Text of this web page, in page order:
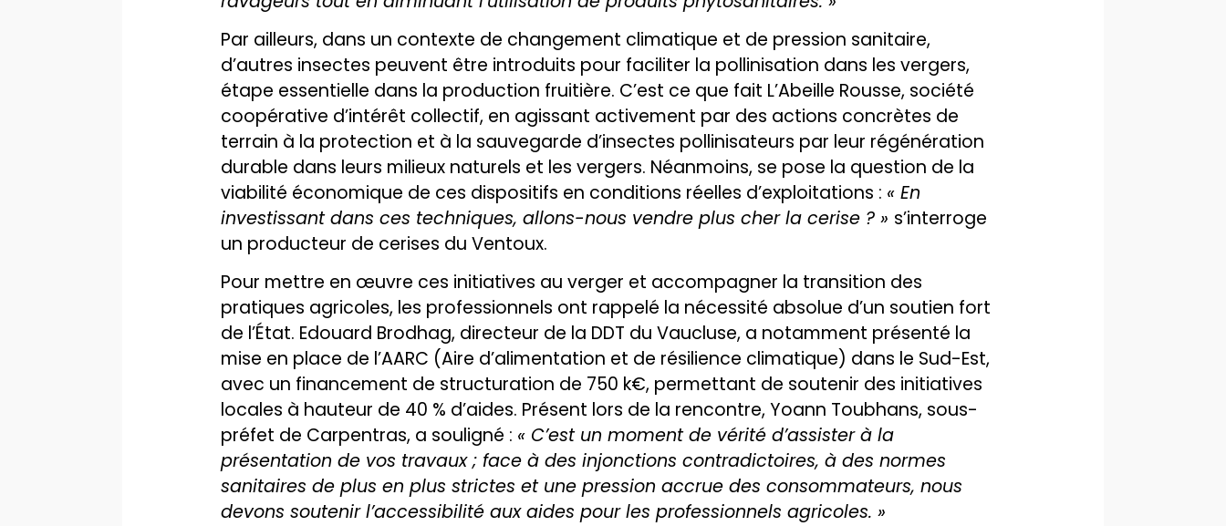
Par ailleurs, dans un contexte de changement climatique et de pression sanitaire,
d’autres insectes peuvent être introduits pour faciliter la pollinisation dans les vergers,
étape essentielle dans la production fruitière. C’est ce que fait L’Abeille Rousse, société
coopérative d’intérêt collectif, en agissant activement par des actions concrètes de
terrain à la protection et à la sauvegarde d’insectes pollinisateurs par leur régénération
durable dans leurs milieux naturels et les vergers. Néanmoins, se pose la question de la
viabilité économique de ces dispositifs en conditions réelles d’exploitations : « En
investissant dans ces techniques, allons-nous vendre plus cher la cerise ? » s’interroge
un producteur de cerises du Ventoux.
Pour mettre en œuvre ces initiatives au verger et accompagner la transition des
pratiques agricoles, les professionnels ont rappelé la nécessité absolue d’un soutien fort
de l’État. Edouard Brodhag, directeur de la DDT du Vaucluse, a notamment présenté la
mise en place de l’AARC (Aire d’alimentation et de résilience climatique) dans le Sud-Est,
avec un financement de structuration de 750 k€, permettant de soutenir des initiatives
locales à hauteur de 40 % d’aides. Présent lors de la rencontre, Yoann Toubhans, sous-
préfet de Carpentras, a souligné : « C’est un moment de vérité d’assister à la
présentation de vos travaux ; face à des injonctions contradictoires, à des normes
sanitaires de plus en plus strictes et une pression accrue des consommateurs, nous
devons soutenir l’accessibilité aux aides pour les professionnels agricoles. »